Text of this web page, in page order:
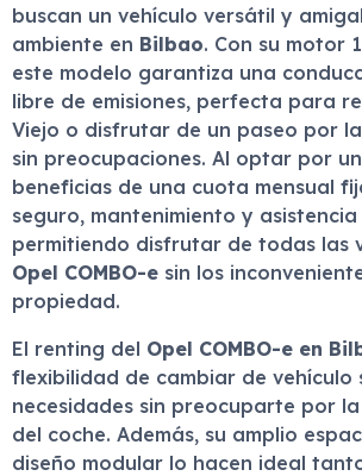
buscan un vehículo versátil y
ambiente en Bilbao. Con su motor
este modelo garantiza una
libre de emisiones, perfecta para
Viejo o disfrutar de un paseo por
sin preocupaciones. Al optar por
beneficias de una cuota mensual
seguro, mantenimiento y
permitiendo disfrutar de todas las
Opel COMBO-e sin los
propiedad.
El renting del Opel COMBO-e en
flexibilidad de cambiar de vehículo
necesidades sin preocuparte por
del coche. Además, su amplio
diseño modular lo hacen ideal